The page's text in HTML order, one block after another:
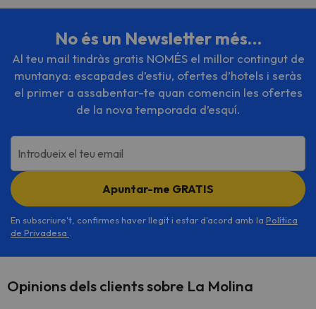
No és un Newsletter més…
Al teu mail tindràs gratis NOMÉS el millor contingut de
muntanya: escapades d’estiu, ofertes d’hotels i seràs
el primer a assabentar-te quan comencin les ofertes
de la nova temporada d’esquí.
Introdueix el teu email
Apuntar-me GRATIS
En subscriure't, confirmes haver llegit i estar d'acord amb la Política
de Privadesa
Opinions dels clients sobre La Molina